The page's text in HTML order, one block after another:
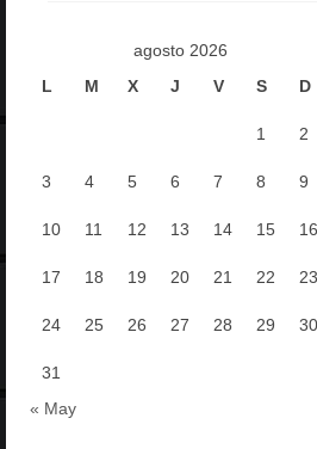
agosto 2026
L
M X J V S D
1 2
3 4 5 6 7 8 9
10 11 12 13 14 15 16
17 18 19 20 21 22 23
24 25 26 27 28 29 30
31
« May